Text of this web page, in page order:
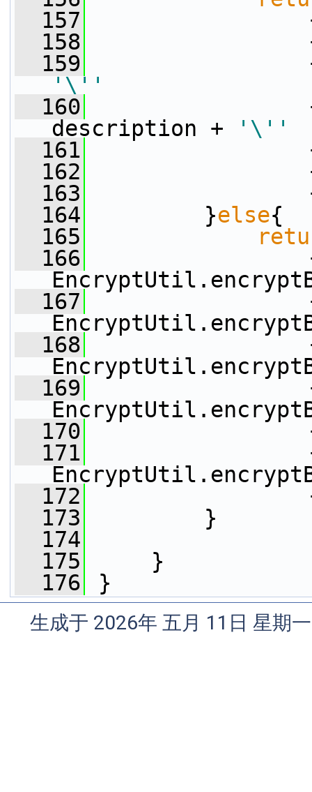
  157
  158
  159
'\''
  160
description +
'\''
  161
  162
  163
  164
}else{
  165
  166
  167
  168
  169
  170
  171
  172
  173
}
  174
  175
}
  176
}
生成于 2026年 五月 11日 星期